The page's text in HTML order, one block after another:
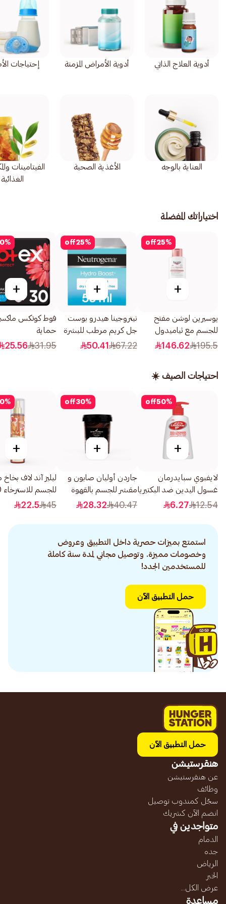
أدوية العلاج الذاتي أدوية الأمراض المزمنة إحتياجات
العناية بالوجه الأغذية الصحية
الفيتامينات
الغذائية
اختياراتك المفضلة
25%
off
+
يوسيرين لوشن مفتح
للجسم مع ثياميدول
250مل
195.5
146.62
25%
off
+
نيتروجينا هيدرو بوست
جل كريم مرطب للبشرة
الجافة 50مل
67.22
50.41
%
+
فوط كوتكس
حماية
31.95
25.56
احتياجات الصيف ☀️
50%
off
+
لايفبوي سبايدرمان
غسول اليدين ضد البكتيريا
12.54
6.27
30%
off
+
جاردن أوليان صابون و
مقشر للجسم بالقهوة
500جرام
40.47
28.32
%
+
ليليز آند لاف
للجسم للاسترخاء 250مل
45
22.5
استمتع بميزات حصرية داخل التطبيق وعروض
وخصومات مميزة. وتوصيل مجاني لمدة سنة كاملة
للمستخدمين الجدد!
حمل التطبيق الآن
حمل التطبيق الآن
هنقرستيشن
عن هنقرستيشن
وظائف
سجّل كمندوب توصيل
انضم الآن كشريك
متواجدين في
الدمام
جده
الرياض
الخبر
عرض الكل...
مساعدة